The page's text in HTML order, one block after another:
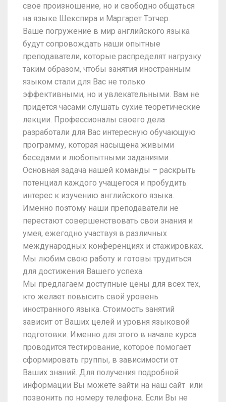
свое произношение, но и свободно общаться
на языке Шекспира и Маргарет Тэтчер.
Ваше погружение в мир английского языка
будут сопровождать наши опытные
преподаватели, которые распределят нагрузку
таким образом, чтобы занятия иностранным
языком стали для Вас не только
эффективными, но и увлекательными. Вам не
придется часами слушать сухие теоретические
лекции. Профессионалы своего дела
разработали для Вас интересную обучающую
программу, которая насыщена живыми
беседами и любопытными заданиями.
Основная задача нашей команды – раскрыть
потенциал каждого учащегося и пробудить
интерес к изучению английского языка.
Именно поэтому наши преподаватели не
перестают совершенствовать свои знания и
умея, ежегодно участвуя в различных
международных конференциях и стажировках.
Мы любим свою работу и готовы трудиться
для достижения Вашего успеха.
Мы предлагаем доступные цены для всех тех,
кто желает повысить свой уровень
иностранного языка. Стоимость занятий
зависит от Ваших целей и уровня языковой
подготовки. Именно для этого в начале курса
проводится тестирование, которое помогает
сформировать группы, в зависимости от
Ваших знаний. Для получения подробной
информации Вы можете зайти на наш сайт или
позвонить по номеру телефона. Если Вы не